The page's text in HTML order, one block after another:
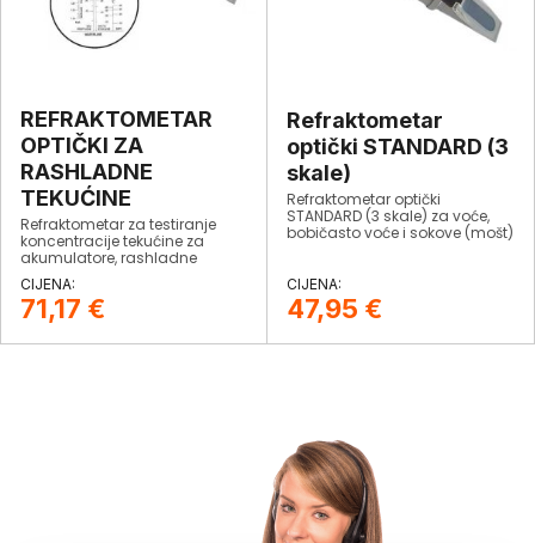
REFRAKTOMETAR
OPTIČKI ZA
RASHLADNE
TEKUĆINE
Refraktometar za testiranje
koncentracije tekućine za
akumulatore, rashladne
tekućine, i tekućine za čišćenje
vjetrobranskog stakla.
71,17 €
Refraktometar
optički STANDARD (3
skale)
Refraktometar optički
STANDARD (3 skale) za voće,
bobičasto voće i sokove (mošt)
kompenzacijom.
47,95 €